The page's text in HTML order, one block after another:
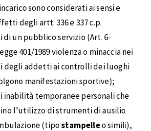
sono considerati ai sensi e
degli artt. 336 e 337 c.p.
di un pubblico servizio (Art. 6-
401/1989 violenza o minaccia nei
degli addetti ai controlli dei luoghi
manifestazioni sportive);
inabilità temporanee personali che
l’utilizzo di strumenti di ausilio
(tipostampelleo simili),